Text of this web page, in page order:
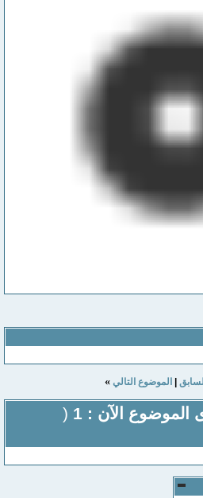
|الموضوع التالي »
الآن : 1
(